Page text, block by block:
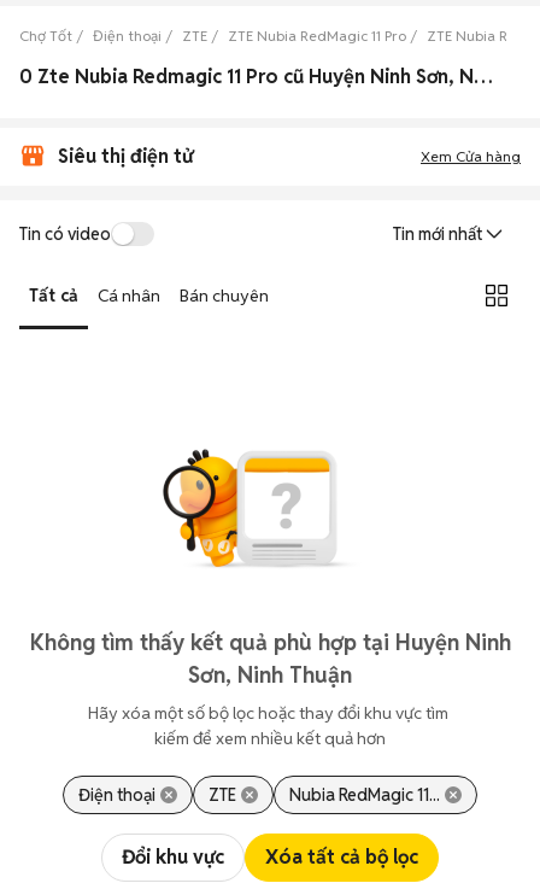
Chợ Tốt Điện thoại ZTE ZTE Nubia RedMagic 11 Pro ZTE Nubia
0 Zte Nubia Redmagic 11 Pro cũ Huyện Ninh Sơn, Ninh Thuận đẹp
Siêu thị điện tử Xem Cửa hàng
Tin có video Tin mới nhất
Tất cả Cá nhân Bán chuyên
Không tìm thấy kết quả phù hợp tại Huyện Ninh
Sơn, Ninh Thuận
Hãy xóa một số bộ lọc hoặc thay đổi khu vực tìm
kiếm để xem nhiều kết quả hơn
Điện thoại ZTE Nubia RedMagic 11...
Đổi khu vực Xóa tất cả bộ lọc